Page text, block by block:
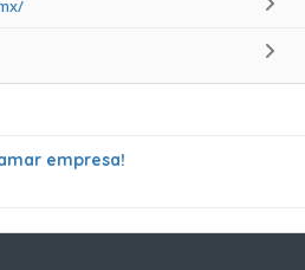
empresa!